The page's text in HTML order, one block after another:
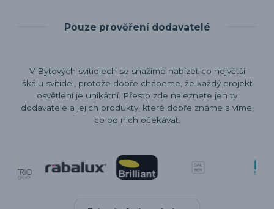
Pouze prověření dodavatelé
V Bytových svítidlech se snažíme nabízet co největší
škálu svítidel, protože dobře chápeme, že každý projekt
osvětlení je unikátní. Přesto zde naleznete jen ty
dodavatele a jejich produkty, které dobře známe a víme,
co od nich očekávat.